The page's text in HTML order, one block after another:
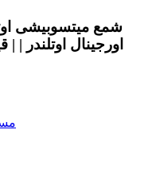
شمع میتسوبیشی
اورجینال اوتلندر